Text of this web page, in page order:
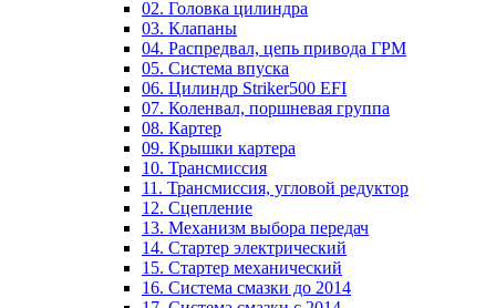
02. Головка цилиндра
03. Клапаны
04. Распредвал, цепь привода ГРМ
05. Система впуска
06. Цилиндр Striker500 EFI
07. Коленвал, поршневая группа
08. Картер
09. Крышки картера
10. Трансмиссия
11. Трансмиссия, угловой редуктор
12. Сцепление
13. Механизм выбора передач
14. Стартер электрический
15. Стартер механический
16. Система смазки до 2014